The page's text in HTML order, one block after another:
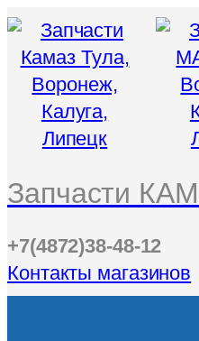
Запчасти
+7(4872)38-48-12
Контакты магазинов